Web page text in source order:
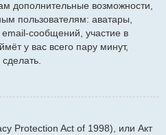
дополнительные возможности,
пользователям: аватары,
сообщений, участие в
у вас всего пару минут,
Protection Act of 1998), или Акт